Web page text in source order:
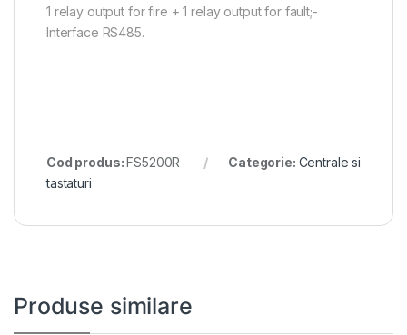
1 relay output for fire + 1 relay output for fault;-
Interface RS485.
Cod produs:FS5200R Categorie: Centrale si
tastaturi
Produse similare